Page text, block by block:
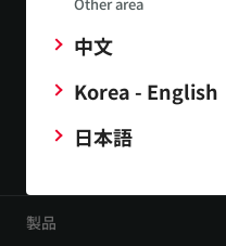
中文
Korea - English
日本語
製品